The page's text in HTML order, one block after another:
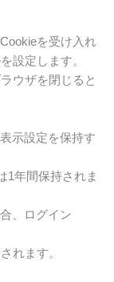
を受け入れ
設定します。
ウザを閉じると
示設定を保持す
1年間保持されま
、ログイン
れます。